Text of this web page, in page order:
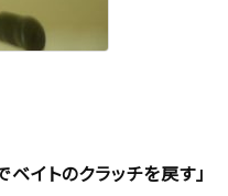
イトのクラッチを戻す」